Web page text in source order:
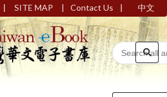
| SITE MAP | Contact Us | 中文